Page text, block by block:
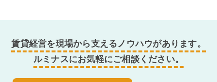
賃貸経営を現場から支えるノウハウがあります。
ルミナスにお気軽にご相談ください。